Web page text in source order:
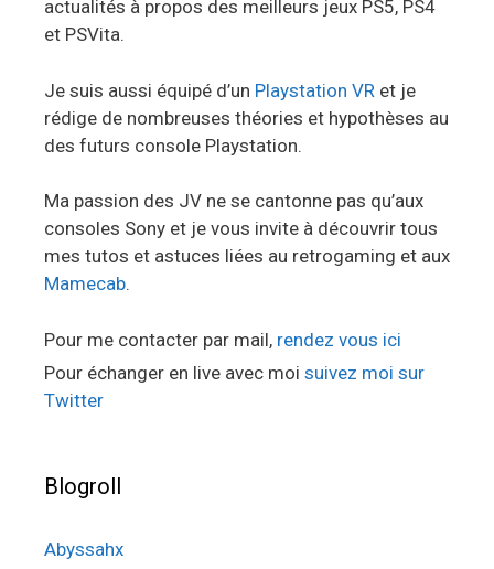
actualités à propos des meilleurs jeux PS5, PS4
et PSVita.
Je suis aussi équipé d’un Playstation VR et je
rédige de nombreuses théories et hypothèses au
des futurs console Playstation.
Ma passion des JV ne se cantonne pas qu’aux
consoles Sony et je vous invite à découvrir tous
mes tutos et astuces liées au retrogaming et aux
Mamecab.
Pour me contacter par mail, rendez vous ici
Pour échanger en live avec moi suivez moi sur
Twitter
Blogroll
Abyssahx